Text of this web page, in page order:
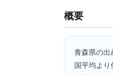
概要
青森県の出
国平均よ